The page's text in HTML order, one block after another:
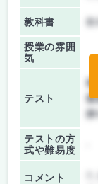
教科書
授業の雰囲
気
テスト
テストの方
式や難易度
コメント